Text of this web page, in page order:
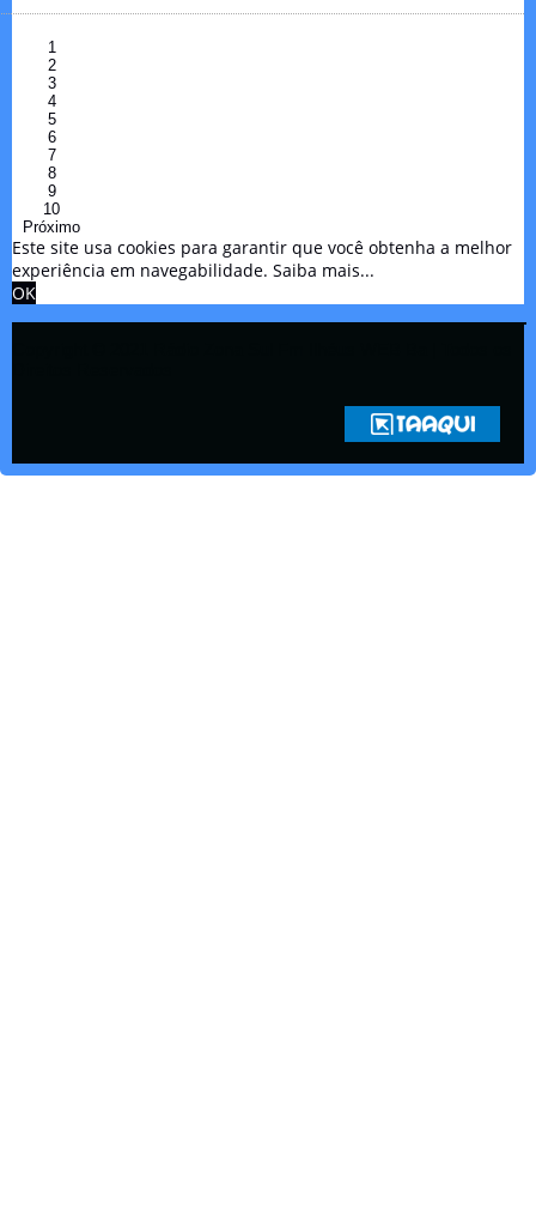
1
2
3
4
5
6
7
8
9
10
Próximo
Este site usa cookies para garantir que você obtenha a melhor
experiência em navegabilidade. Saiba mais...
OK